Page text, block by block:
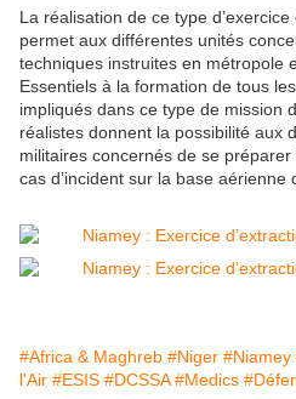
La réalisation de ce type
permet aux différentes unités
techniques instruites en métropole
Essentiels à la formation de tous
impliqués dans ce type de mission
réalistes donnent la possibilité aux
militaires concernés de se
cas d’incident sur la base aérienne
#Africa & Maghreb #Niger #Niamey
l'Air #ESIS #DCSSA #Medics